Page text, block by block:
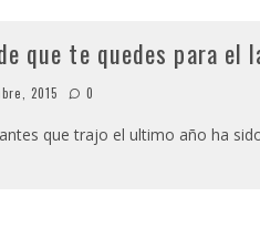
que te quedes para el
2015 0
que trajo el ultimo año ha